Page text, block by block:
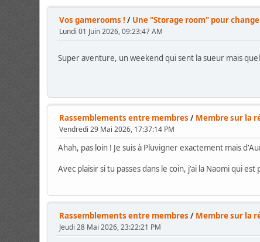
Vos gamerooms ! / Une "Storage room" pour
Lundi 01 Juin 2026, 09:23:47 AM
Super aventure, un weekend qui sent la sueur mais
Rassemblements entre membres / Membre sur la
Vendredi 29 Mai 2026, 17:37:14 PM
Ahah, pas loin ! Je suis à Pluvigner exactement mais
Avec plaisir si tu passes dans le coin, j'ai la Naomi qui
Rassemblements entre membres / Membre sur la
Jeudi 28 Mai 2026, 23:22:21 PM